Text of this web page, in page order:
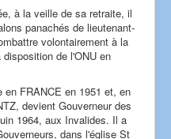
à la veille de sa retraite, il
panachés de lieutenant-
volontairement à la
de l'ONU en
FRANCE en 1951 et, en
devient Gouverneur des
1964, aux Invalides. Il a
dans l'église St